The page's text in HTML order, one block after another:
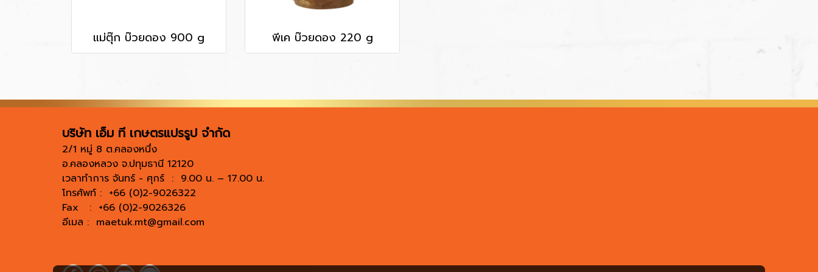
แม่ตุ๊ก บ๊วยดอง 900 g พีเค บ๊วยดอง 220 g
บริษัท เอ็ม ที เกษตรแปรรูป จำกัด
2/1 หมู่ 8 ต.คลองหนึ่ง
อ.คลองหลวง จ.ปทุมธานี 12120
เวลาทำการ จันทร์ - ศุกร์ : 9.00 น. – 17.00 น.
โทรศัพท์ : +66 (0)2-9026322
Fax : +66 (0)2-9026326
อีเมล : maetuk.mt@gmail.com